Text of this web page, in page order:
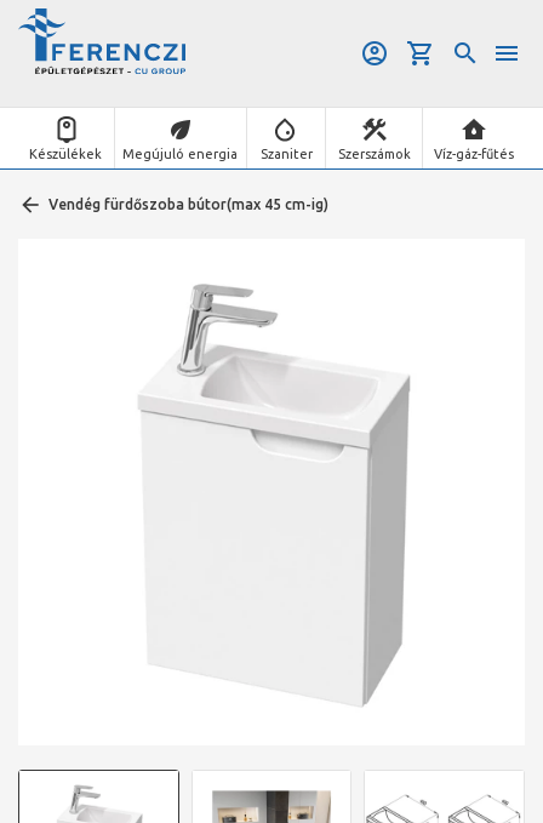
Készülékek Megújuló energia Szaniter Szerszámok Víz-gáz-fűtés
Vendég fürdőszoba bútor(max 45 cm-ig)